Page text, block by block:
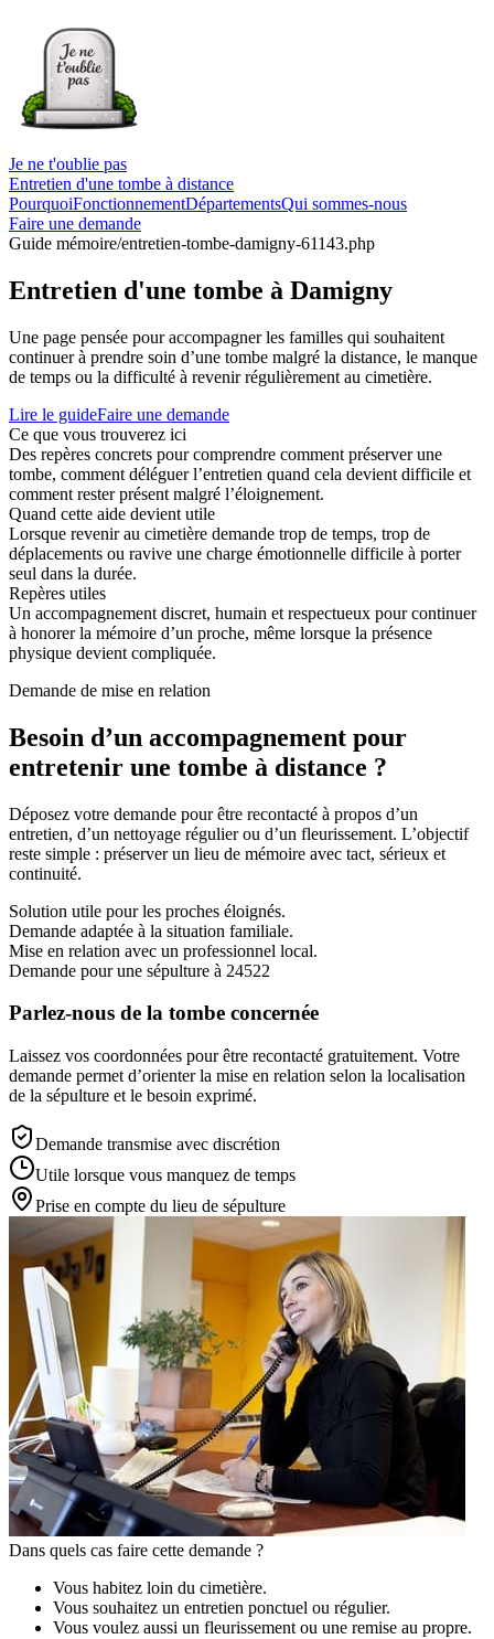
Je ne t'oublie pas
Entretien d'une tombe à distance
PourquoiFonctionnementDépartementsQui sommes-nous
Faire une demande
Guide mémoire/entretien-tombe-damigny-61143.php
Entretien d'une tombe à Damigny
Une page pensée pour accompagner les familles qui souhaitent
continuer à prendre soin d’une tombe malgré la distance, le manque
de temps ou la difficulté à revenir régulièrement au cimetière.
Lire le guideFaire une demande
Ce que vous trouverez ici
Des repères concrets pour comprendre comment préserver une
tombe, comment déléguer l’entretien quand cela devient difficile et
comment rester présent malgré l’éloignement.
Quand cette aide devient utile
Lorsque revenir au cimetière demande trop de temps, trop de
déplacements ou ravive une charge émotionnelle difficile à porter
seul dans la durée.
Repères utiles
Un accompagnement discret, humain et respectueux pour continuer
à honorer la mémoire d’un proche, même lorsque la présence
physique devient compliquée.
Demande de mise en relation
Besoin d’un accompagnement pour
entretenir une tombe à distance ?
Déposez votre demande pour être recontacté à propos d’un
entretien, d’un nettoyage régulier ou d’un fleurissement. L’objectif
reste simple : préserver un lieu de mémoire avec tact, sérieux et
continuité.
Solution utile pour les proches éloignés.
Demande adaptée à la situation familiale.
Mise en relation avec un professionnel local.
Demande pour une sépulture à 24522
Parlez-nous de la tombe concernée
Laissez vos coordonnées pour être recontacté gratuitement. Votre
demande permet d’orienter la mise en relation selon la localisation
de la sépulture et le besoin exprimé.
Demande transmise avec discrétion
Utile lorsque vous manquez de temps
Prise en compte du lieu de sépulture
Dans quels cas faire cette demande ?
Vous habitez loin du cimetière.
Vous souhaitez un entretien ponctuel ou régulier.
Vous voulez aussi un fleurissement ou une remise au propre.